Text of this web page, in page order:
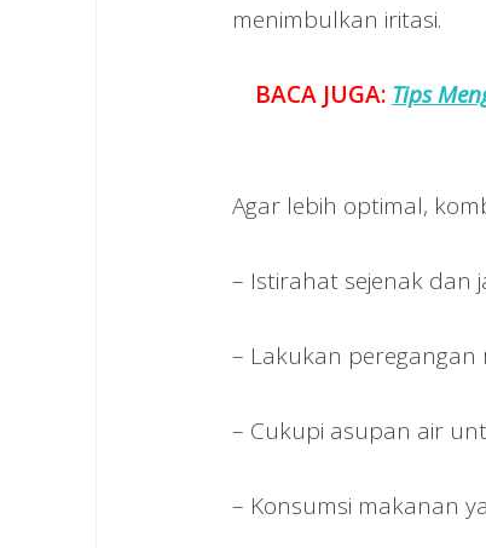
menimbulkan iritasi.
BACA JUGA: Tips
Agar lebih optimal,
– Istirahat sejenak dan
– Lakukan
– Cukupi asupan air
– Konsumsi makanan